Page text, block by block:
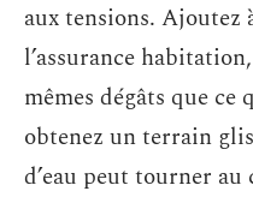
aux tensions. Ajoutez
l’assurance
mêmes dégâts que ce
obtenez un terrain
d’eau peut tourner au